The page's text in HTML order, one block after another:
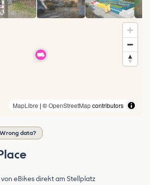
MapLibre | ©OpenStreetMapcontributors
Wrong data?
eBikes direkt am Stellplatz